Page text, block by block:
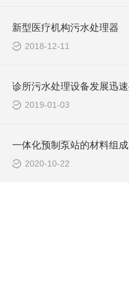
新型医疗机构污水处理器
2018-12-11
2019-01-03
一体化预制泵站的材料组成
2020-10-22